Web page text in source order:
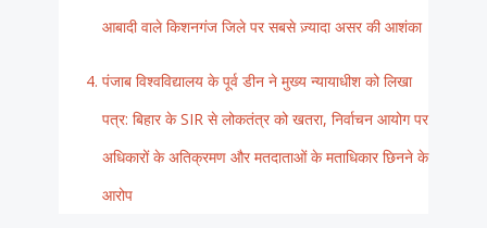
आबादी वाले किशनगंज जिले पर सबसे ज़्यादा असर की आशंका
पंजाब विश्वविद्यालय के पूर्व डीन ने मुख्य न्यायाधीश को लिखा
पत्र: बिहार के SIR से लोकतंत्र को खतरा, निर्वाचन आयोग पर
अधिकारों के अतिक्रमण और मतदाताओं के मताधिकार छिनने के
आरोप